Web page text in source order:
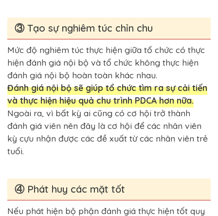
③ Tạo sự nghiêm túc chỉn chu
Mức độ nghiêm túc thực hiện giữa tổ chức có thực
hiện đánh giá nội bộ và tổ chức không thực hiện
đánh giá nội bộ hoàn toàn khác nhau.
Đánh giá nội bộ sẽ giúp tổ chức tìm ra sự cải tiến
và thực hiện hiệu quả chu trình PDCA hơn nữa.
Ngoài ra, vì bất kỳ ai cũng có cơ hội trở thành
đánh giá viên nên đây là cơ hội để các nhân viên
kỳ cựu nhận được các đề xuất từ các nhân viên trẻ
tuổi.
④ Phát huy các mặt tốt
Nếu phát hiện bộ phận đánh giá thực hiện tốt quy